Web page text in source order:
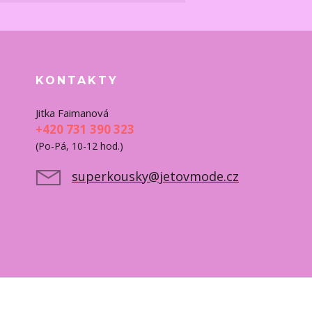
KONTAKTY
Jitka Faimanová
+420 731 390 323
(Po-Pá, 10-12 hod.)
superkousky@jetovmode.cz